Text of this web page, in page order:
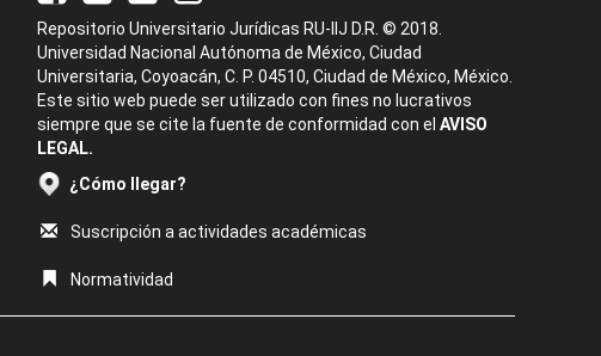
Repositorio Universitario Jurídicas RU-IIJ D.R. © 2018.
Universidad Nacional Autónoma de México, Ciudad
Universitaria, Coyoacán, C. P. 04510, Ciudad de México, México.
Este sitio web puede ser utilizado con fines no lucrativos
siempre que se cite la fuente de conformidad con el AVISO
LEGAL.
¿Cómo llegar?
Suscripción a actividades académicas
Normatividad